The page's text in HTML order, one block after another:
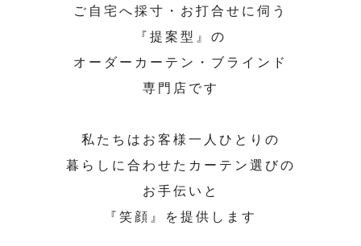
ご自宅へ採寸・お打合せに伺う
『提案型』の
オーダーカーテン・ブラインド
専門店です
私たちはお客様一人ひとりの
暮らしに合わせたカーテン選びの
お手伝いと
『笑顔』を提供します